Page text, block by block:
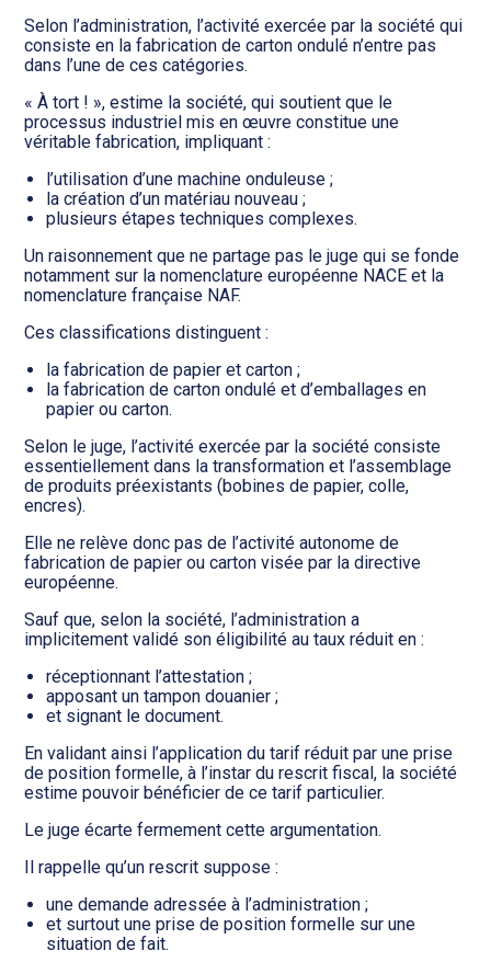
Selon l’administration, l’activité exercée par la société qui
consiste en la fabrication de carton ondulé n’entre pas
dans l’une de ces catégories.
« À tort ! », estime la société, qui soutient que le
processus industriel mis en œuvre constitue une
véritable fabrication, impliquant :
l’utilisation d’une machine onduleuse ;
la création d’un matériau nouveau ;
plusieurs étapes techniques complexes.
Un raisonnement que ne partage pas le juge qui se fonde
notamment sur la nomenclature européenne NACE et la
nomenclature française NAF.
Ces classifications distinguent :
la fabrication de papier et carton ;
la fabrication de carton ondulé et d’emballages en
papier ou carton.
Selon le juge, l’activité exercée par la société consiste
essentiellement dans la transformation et l’assemblage
de produits préexistants (bobines de papier, colle,
encres).
Elle ne relève donc pas de l’activité autonome de
fabrication de papier ou carton visée par la directive
européenne.
Sauf que, selon la société, l’administration a
implicitement validé son éligibilité au taux réduit en :
réceptionnant l’attestation ;
apposant un tampon douanier ;
et signant le document.
En validant ainsi l’application du tarif réduit par une prise
de position formelle, à l’instar du rescrit fiscal, la société
estime pouvoir bénéficier de ce tarif particulier.
Le juge écarte fermement cette argumentation.
Il rappelle qu’un rescrit suppose :
une demande adressée à l’administration ;
et surtout une prise de position formelle sur une
situation de fait.